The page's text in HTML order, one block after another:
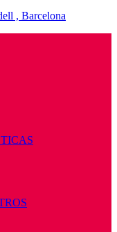
, Barcelona